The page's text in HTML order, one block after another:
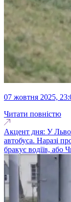
07 жовтня 2025,
Читати повністю
Акцент дня: У
автобуса. Наразі
бракує водіїв, або